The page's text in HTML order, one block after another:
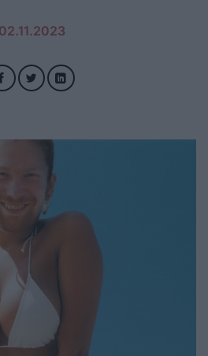
02.11.2023